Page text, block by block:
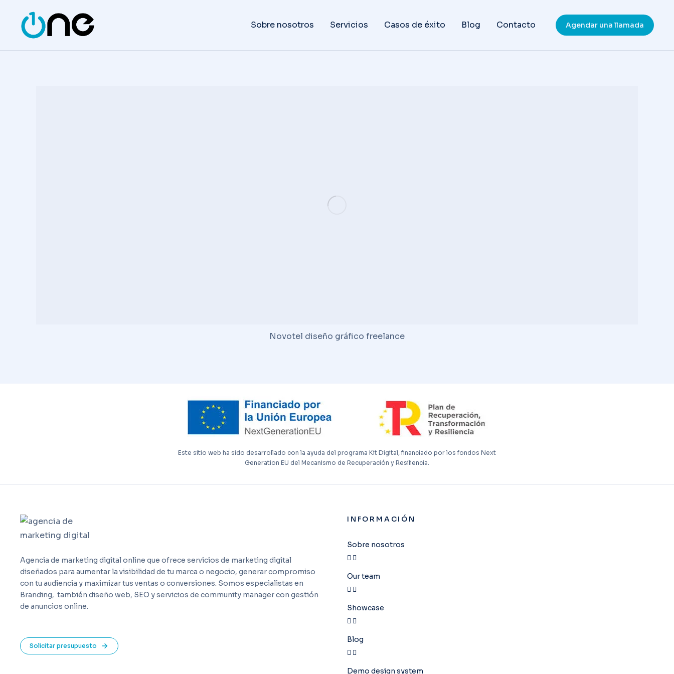
Sobre nosotros Servicios Casos de éxito Blog Contacto Agendar una llamada
Novotel diseño gráfico freelance
Este sitio web ha sido desarrollado con la ayuda del programa Kit Digital, financiado por los fondos Next
Generation EU del Mecanismo de Recuperación y Resiliencia.
Agencia de marketing digital online que ofrece servicios de marketing digital
diseñados para aumentar la visibilidad de tu marca o negocio, generar compromiso
con tu audiencia y maximizar tus ventas o conversiones. Somos especialistas en
Branding, también diseño web, SEO y servicios de community manager con gestión
de anuncios online.
Solicitar presupuesto
INFORMACIÓN
Sobre nosotros
Our team
Showcase
Blog
Demo design system